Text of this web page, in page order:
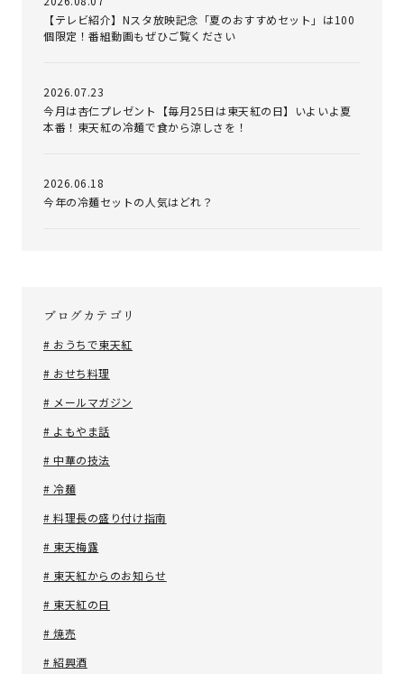
【テレビ紹介】Nスタ放映記念「夏のおすすめセット」は100
個限定！番組動画もぜひご覧ください
2026.07.23
今月は杏仁プレゼント【毎月25日は東天紅の日】いよいよ夏
本番！東天紅の冷麺で食から涼しさを！
2026.06.18
今年の冷麺セットの人気はどれ？
ブログカテゴリ
# おうちで東天紅
# おせち料理
# メールマガジン
# よもやま話
# 中華の技法
# 冷麺
# 料理長の盛り付け指南
# 東天梅露
# 東天紅からのお知らせ
# 東天紅の日
# 焼売
# 紹興酒